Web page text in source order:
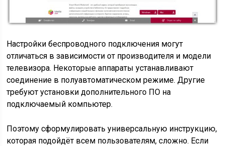
Настройки беспроводного подключения могут
отличаться в зависимости от производителя и модели
телевизора. Некоторые аппараты устанавливают
соединение в полуавтоматическом режиме. Другие
требуют установки дополнительного ПО на
подключаемый компьютер.
Поэтому сформулировать универсальную инструкцию,
которая подойдёт всем пользователям, сложно. Если